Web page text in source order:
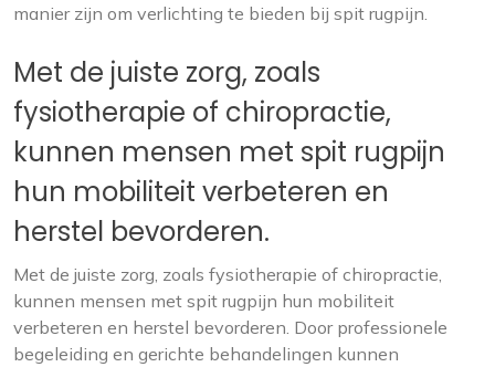
manier zijn om verlichting te bieden bij spit rugpijn.
Met de juiste zorg, zoals
fysiotherapie of chiropractie,
kunnen mensen met spit rugpijn
hun mobiliteit verbeteren en
herstel bevorderen.
Met de juiste zorg, zoals fysiotherapie of chiropractie,
kunnen mensen met spit rugpijn hun mobiliteit
verbeteren en herstel bevorderen. Door professionele
begeleiding en gerichte behandelingen kunnen